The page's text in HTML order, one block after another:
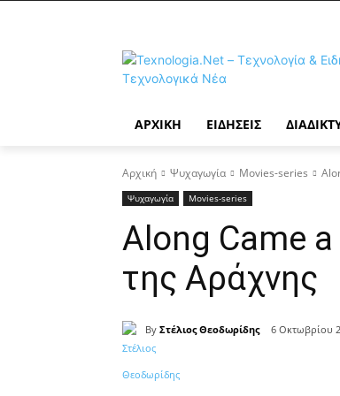
ΑΡΧΙΚΉ ΕΙΔΉΣΕΙΣ
Αρχική Ψυχαγωγία Movies-series
Ψυχαγωγία Movies-series
Along Came
της Αράχνης
By Στέλιος Θεοδωρίδης 6 Οκτωβρίου
Κοινοποίηση